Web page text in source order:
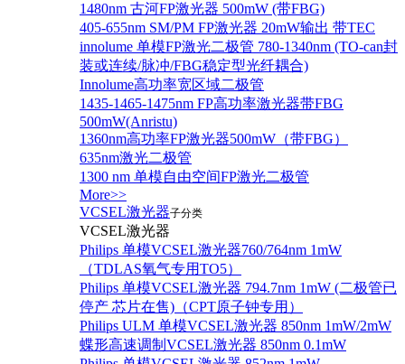
1480nm 古河FP激光器 500mW (带FBG)
405-655nm SM/PM FP激光器 20mW输出 带TEC
innolume 单模FP激光二极管 780-1340nm (TO-can封
装或连续/脉冲/FBG稳定型光纤耦合)
Innolume高功率宽区域二极管
1435-1465-1475nm FP高功率激光器带FBG
500mW(Anristu)
1360nm高功率FP激光器500mW（带FBG）
635nm激光二极管
1300 nm 单模自由空间FP激光二极管
More>>
VCSEL激光器子分类
VCSEL激光器
Philips 单模VCSEL激光器760/764nm 1mW
（TDLAS氧气专用TO5）
Philips 单模VCSEL激光器 794.7nm 1mW (二极管已
停产 芯片在售)（CPT原子钟专用）
Philips ULM 单模VCSEL激光器 850nm 1mW/2mW
蝶形高速调制VCSEL激光器 850nm 0.1mW